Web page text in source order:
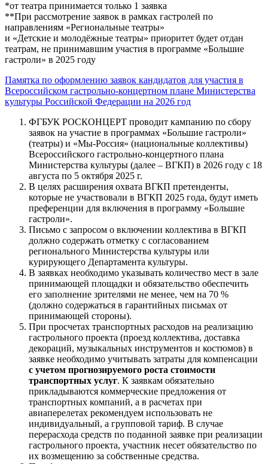
*от театра принимается только 1 заявка
**При рассмотрение заявок в рамках гастролей по
направлениям «Региональные театры»
и «Детские и молодёжные театры» приоритет будет отдан
театрам, не принимавшим участия в программе «Большие
гастроли» в 2025 году
Памятка по оформлению заявок кандидатов для участия в
Всероссийском гастрольно-концертном плане Министерства
культуры Российской Федерации на 2026 год
ФГБУК РОСКОНЦЕРТ проводит кампанию по сбору
заявок на участие в программах «Большие гастроли»
(театры) и «Мы-Россия» (национальные коллективы)
Всероссийского гастрольно-концертного плана
Министерства культуры (далее – ВГКП) в 2026 году с 18
августа по 5 октября 2025 г.
В целях расширения охвата ВГКП претенденты,
которые не участвовали в ВГКП 2025 года, будут иметь
преференции для включения в программу «Большие
гастроли».
Письмо с запросом о включении коллектива в ВГКП
должно содержать отметку с согласованием
регионального Министерства культуры или
курирующего Департамента культуры.
В заявках необходимо указывать количество мест в зале
принимающей площадки и обязательство обеспечить
его заполнение зрителями не менее, чем на 70 %
(должно содержаться в гарантийных письмах от
принимающей стороны).
При просчетах транспортных расходов на реализацию
гастрольного проекта (проезд коллектива, доставка
декораций, музыкальных инструментов и костюмов) в
заявке необходимо учитывать затраты для компенсации
с учетом прогнозируемого роста стоимости
транспортных услуг. К заявкам обязательно
прикладываются коммерческие предложения от
транспортных компаний, а в расчетах при
авиаперелетах рекомендуем использовать не
индивидуальный, а групповой тариф. В случае
перерасхода средств по поданной заявке при реализации
гастрольного проекта, участник несет обязательство по
их возмещению за собственные средства.